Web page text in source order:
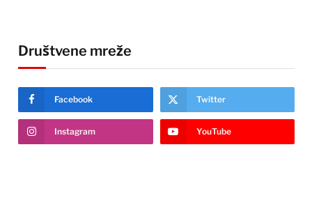
Društvene mreže
Facebook Twitter
Instagram YouTube